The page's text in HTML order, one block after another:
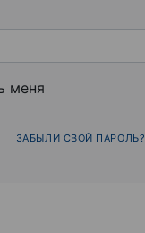
меня
ЗАБЫЛИ СВОЙ ПАРОЛЬ?